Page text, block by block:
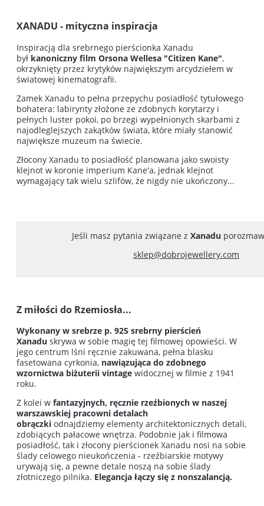
XANADU - mityczna inspiracja
Inspiracją dla srebrnego pierścionka Xanadu
był kanoniczny film Orsona Wellesa "Citizen Kane",
okrzyknięty przez krytyków największym arcydziełem w
światowej kinematografii.
Zamek Xanadu to pełna przepychu posiadłość tytułowego
bohatera: labirynty złożone ze zdobnych korytarzy i
pełnych luster pokoi, po brzegi wypełnionych skarbami z
najodleglejszych zakątków świata, które miały stanowić
największe muzeum na świecie.
Złocony Xanadu to posiadłość planowana jako swoisty
klejnot w koronie imperium Kane'a, jednak klejnot
wymagający tak wielu szlifów, że nigdy nie ukończony...
Jeśli masz pytania związane z Xanadu
sklep@dobrojewellery.com
Z miłości do Rzemiosła...
Wykonany w srebrze p. 925 srebrny pierścień
Xanadu skrywa w sobie magię tej filmowej opowieści. W
jego centrum lśni ręcznie zakuwana, pełna blasku
fasetowana cyrkonia, nawiązująca do zdobnego
wzornictwa biżuterii vintage widocznej w filmie z 1941
roku.
Z kolei w fantazyjnych, ręcznie rzeźbionych w naszej
warszawskiej pracowni detalach
obrączki odnajdziemy elementy architektonicznych detali,
zdobiących pałacowe wnętrza. Podobnie jak i filmowa
posiadłość, tak i złocony pierścionek Xanadu nosi na sobie
ślady celowego nieukończenia - rzeźbiarskie motywy
urywają się, a pewne detale noszą na sobie ślady
złotniczego pilnika. Elegancja łączy się z nonszalancją.